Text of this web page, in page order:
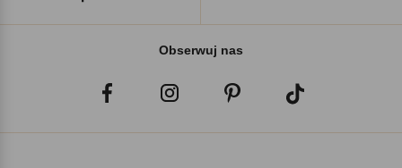
Obserwuj nas